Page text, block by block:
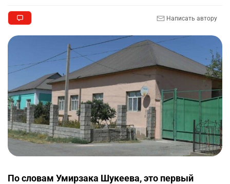
Написать автору
По словам Умирзака Шукеева, это первый